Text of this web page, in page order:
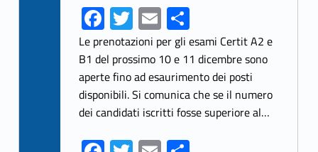
Fa
ce
b
o
o
k
T
w
itt
er
E
m
ai
l
S
h
ar
e
Le prenotazioni per gli esami Certit A2 e
B1 del prossimo 10 e 11 dicembre sono
aperte fino ad esaurimento dei posti
disponibili. Si comunica che se il numero
dei candidati iscritti fosse superiore al…